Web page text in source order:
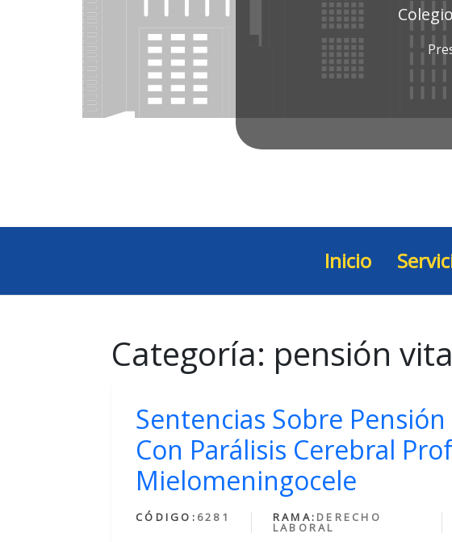
Inicio
Categoría: pensión
Sentencias Sobre
Con Parálisis Cerebral
Mielomeningocele
CÓDIGO: 6281 RAMA: DERECHO
LABORAL